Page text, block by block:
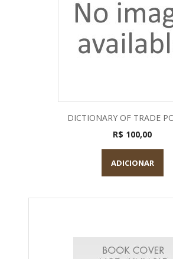
DICTIONARY OF TRADE
R$ 100,00
ADICIONAR